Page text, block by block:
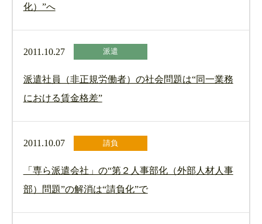
化）”へ
2011.10.27 派遣
派遣社員（非正規労働者）の社会問題は“同一業務
における賃金格差”
2011.10.07 請負
「専ら派遣会社」の“第２人事部化（外部人材人事
部）問題”の解消は“請負化”で